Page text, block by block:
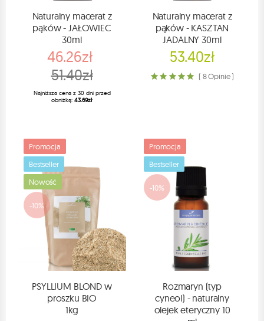
Naturalny macerat z
pąków - JAŁOWIEC
30ml
46.26zł
51.40zł
Najniższa cena z 30 dni przed
obniżką: 43.69zł
Naturalny macerat z
pąków - KASZTAN
JADALNY 30ml
53.40zł
( 8 Opinie )
Promocja
Bestseller
Nowość
-10%
PSYLLIUM BLOND w
proszku BIO
1kg
Promocja
Bestseller
-10%
Rozmaryn (typ
cyneol) - naturalny
olejek eteryczny 10